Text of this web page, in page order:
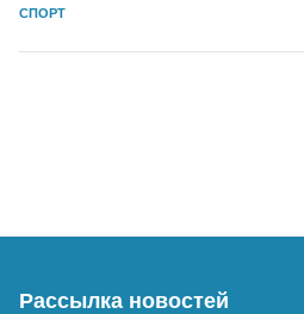
СПОРТ
Рассылка новостей